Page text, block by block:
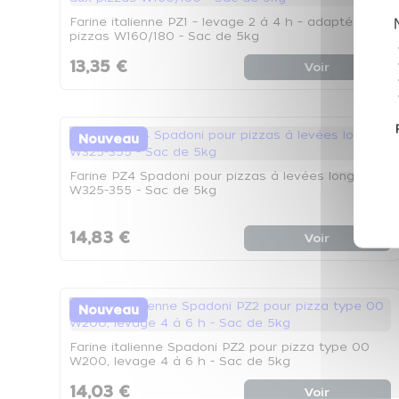
Farine italienne PZ1 – levage 2 à 4 h – adaptée aux
pizzas W160/180 - Sac de 5kg
13,35 € Voir
Nouveau
Farine PZ4 Spadoni pour pizzas à levées longues
W325-355 - Sac de 5kg
14,83 € Voir
Nouveau
Farine italienne Spadoni PZ2 pour pizza type 00
W200, levage 4 à 6 h - Sac de 5kg
14,03 € Voir